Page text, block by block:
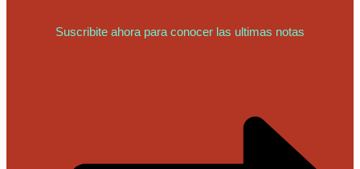
Suscribite ahora para conocer las ultimas notas